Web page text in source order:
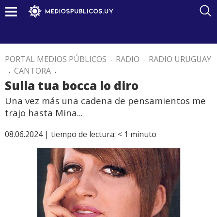
PORTAL MEDIOS PÚBLICOS . RADIO . RADIO URUGUAY
. CANTORA .
Sulla tua bocca lo diro
Una vez más una cadena de pensamientos me
trajo hasta Mina...
08.06.2024 | tiempo de lectura: < 1 minuto